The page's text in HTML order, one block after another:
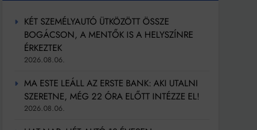
KÉT SZEMÉLYAUTÓ ÜTKÖZÖTT ÖSSZE
BOGÁCSON, A MENTŐK IS A HELYSZÍNRE
ÉRKEZTEK
2026.08.06.
MA ESTE LEÁLL AZ ERSTE BANK: AKI UTALNI
SZERETNE, MÉG 22 ÓRA ELŐTT INTÉZZE EL!
2026.08.06.